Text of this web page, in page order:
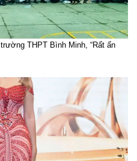
THPT Bình Minh, “Rất ấn